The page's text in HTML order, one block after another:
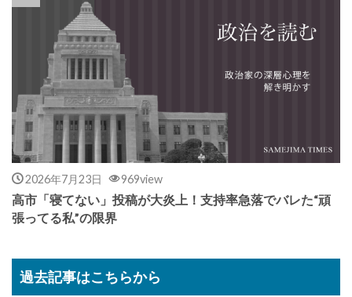
2026年7月23日 969view
高市「寝てない」投稿が大炎上！支持率急落でバレた“頑
張ってる私”の限界
過去記事はこちらから